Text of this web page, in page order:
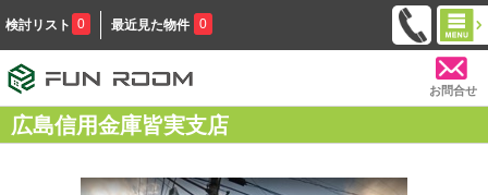
検討リスト 0 最近見た物件 0
お問合せ
広島信用金庫皆実支店